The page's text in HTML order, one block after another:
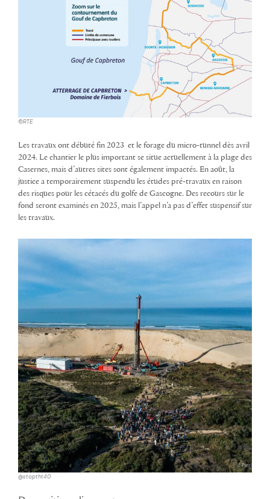
©RTE
Les travaux ont débuté fin 2023 et le forage du micro-tunnel dès avril
2024. Le chantier le plus important se situe actuellement à la plage des
Casernes, mais d’autres sites sont également impactés. En août, la
justice a temporairement suspendu les études pré-travaux en raison
des risques pour les cétacés du golfe de Gascogne. Des recours sur le
fond seront examinés en 2025, mais l’appel n’a pas d’effet suspensif sur
les travaux.
@stoptht40